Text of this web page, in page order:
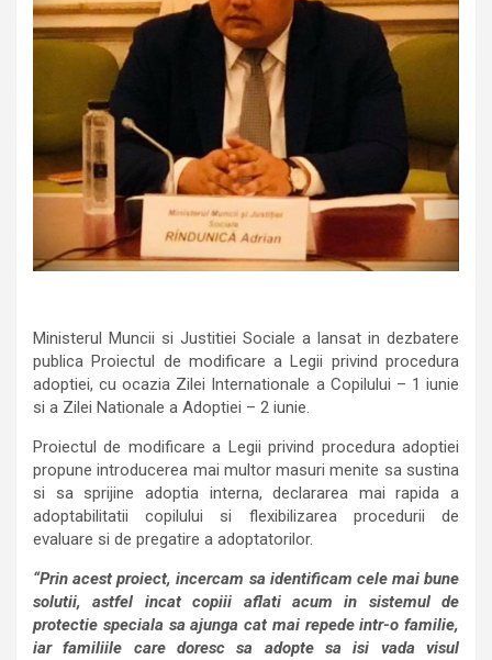
Ministerul Muncii si Justitiei Sociale a lansat in dezbatere
publica Proiectul de modificare a Legii privind procedura
adoptiei, cu ocazia Zilei Internationale a Copilului – 1 iunie
si a Zilei Nationale a Adoptiei – 2 iunie.
Proiectul de modificare a Legii privind procedura adoptiei
propune introducerea mai multor masuri menite sa sustina
si sa sprijine adoptia interna, declararea mai rapida a
adoptabilitatii copilului si flexibilizarea procedurii de
evaluare si de pregatire a adoptatorilor.
“Prin acest proiect, incercam sa identificam cele mai bune
solutii, astfel incat copiii aflati acum in sistemul de
protectie speciala sa ajunga cat mai repede intr-o familie,
iar familiile care doresc sa adopte sa isi vada visul